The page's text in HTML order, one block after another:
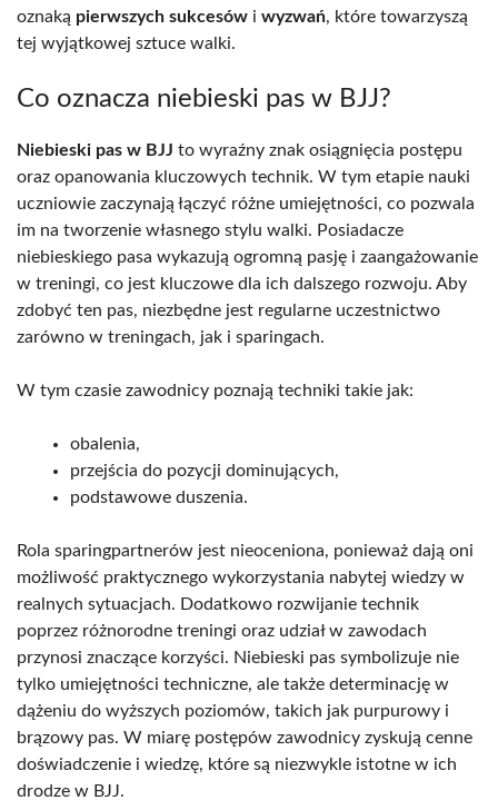
oznaką pierwszych sukcesów i wyzwań, które towarzyszą
tej wyjątkowej sztuce walki.
Co oznacza niebieski pas w BJJ?
Niebieski pas w BJJ to wyraźny znak osiągnięcia postępu
oraz opanowania kluczowych technik. W tym etapie nauki
uczniowie zaczynają łączyć różne umiejętności, co pozwala
im na tworzenie własnego stylu walki. Posiadacze
niebieskiego pasa wykazują ogromną pasję i zaangażowanie
w treningi, co jest kluczowe dla ich dalszego rozwoju. Aby
zdobyć ten pas, niezbędne jest regularne uczestnictwo
zarówno w treningach, jak i sparingach.
W tym czasie zawodnicy poznają techniki takie jak:
obalenia,
przejścia do pozycji dominujących,
podstawowe duszenia.
Rola sparingpartnerów jest nieoceniona, ponieważ dają oni
możliwość praktycznego wykorzystania nabytej wiedzy w
realnych sytuacjach. Dodatkowo rozwijanie technik
poprzez różnorodne treningi oraz udział w zawodach
przynosi znaczące korzyści. Niebieski pas symbolizuje nie
tylko umiejętności techniczne, ale także determinację w
dążeniu do wyższych poziomów, takich jak purpurowy i
brązowy pas. W miarę postępów zawodnicy zyskują cenne
doświadczenie i wiedzę, które są niezwykle istotne w ich
drodze w BJJ.